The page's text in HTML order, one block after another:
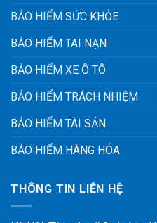
BẢO HIỂM SỨC KHỎE
BẢO HIỂM TAI NẠN
BẢO HIỂM XE Ô TÔ
BẢO HIỂM TRÁCH NHIỆM
BẢO HIỂM TÀI SẢN
BẢO HIỂM HÀNG HÓA
THÔNG TIN LIÊN HỆ